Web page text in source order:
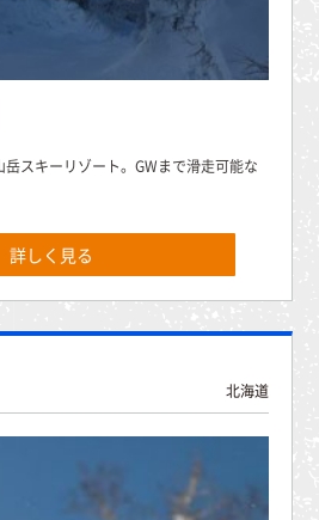
スキーリゾート。GWまで滑走可能な
詳しく見る
北海道